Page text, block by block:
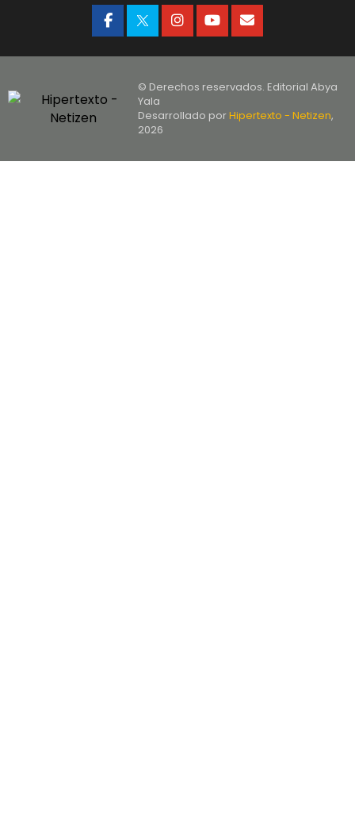
© Derechos reservados. Editorial Abya
Yala
Desarrollado porHipertexto - Netizen,
2026